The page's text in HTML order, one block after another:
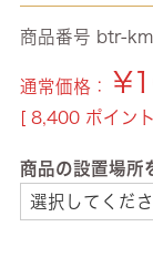
商品番号 btr-
通常価格： ¥
[ 8,400 ポイン
商品の設置場所